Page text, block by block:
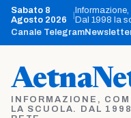
Vai
contenuto
Sabato 8
Agosto 2026
Dal 1998 la
Canale Telegram
INFORMAZIONE,
LA SCUOLA. DAL